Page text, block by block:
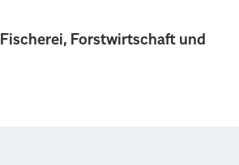
Forstwirtschaft und